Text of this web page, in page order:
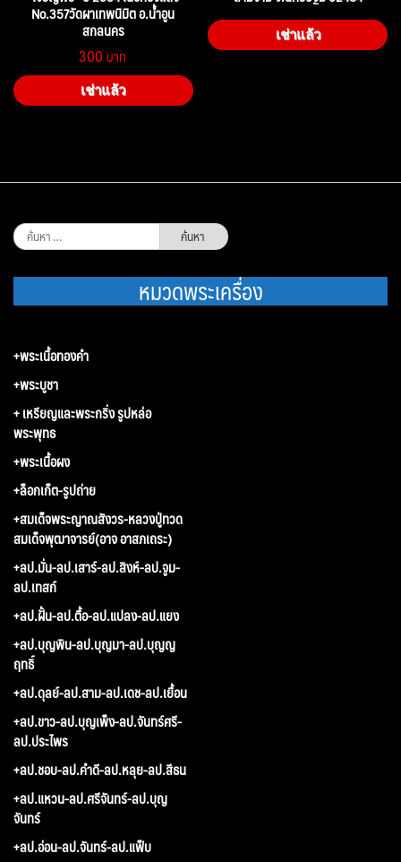
No.357วัดผาเทพนิมิต อ.น้ำอูน
สกลนคร
300
เช่าแล้ว
เช่าแล้ว
ค้นหา
สำหรับ:
หมวดพระเครื่อง
+พระเนื้อทองคำ
+พระบูชา
+ เหรียญและพระกริ่ง รูปหล่อ
พระพุทธ
+พระเนื้อผง
+ล็อกเก็ต-รูปถ่าย
+สมเด็จพระญาณสังวร-หลวงปู่ทวด
สมเด็จพุฒาจารย์(อาจ อาสภเถระ)
+ลป.มั่น-ลป.เสาร์-ลป.สิงห์-ลป.จูม-
ลป.เทสก์
+ลป.ฝั้น-ลป.ตื้อ-ลป.แปลง-ลป.แยง
+ลป.บุญพิน-ลป.บุญมา-ลป.บุญญ
ฤทธิ์
+ลป.ดุลย์-ลป.สาม-ลป.เดช-ลป.เยื้อน
+ลป.ขาว-ลป.บุญเพ็ง-ลป.จันทร์ศรี-
ลป.ประไพร
+ลป.ชอบ-ลป.คำดี-ลป.หลุย-ลป.สีธน
+ลป.แหวน-ลป.ศรีจันทร์-ลป.บุญ
จันทร์
+ลป.อ่อน-ลป.จันทร์-ลป.แฟ็บ